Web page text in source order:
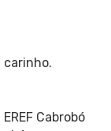
carinho.
Cabrobó